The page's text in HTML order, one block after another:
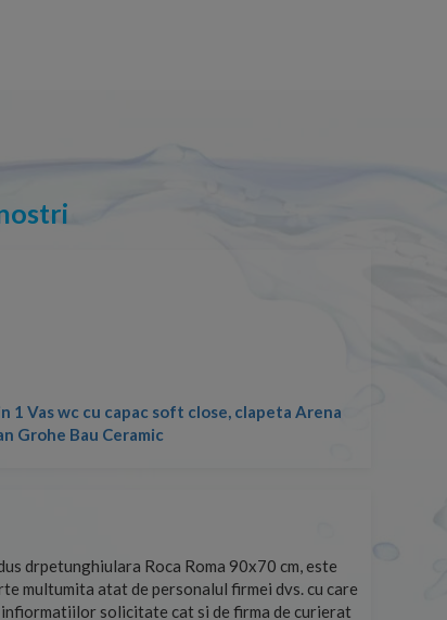
1 Vas wc cu capac soft close, clapeta Arena
Grohe Bau Ceramic
Conform
drpetunghiulara Roca Roma 90x70 cm, este
multumita atat de personalul firmei dvs. cu care
solicitate cat si de firma de curierat